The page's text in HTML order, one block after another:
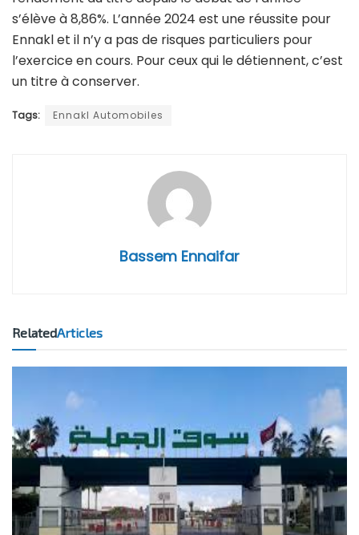
s’élève à 8,86%. L’année 2024 est une réussite pour
Ennakl et il n’y a pas de risques particuliers pour
l’exercice en cours. Pour ceux qui le détiennent, c’est
un titre à conserver.
Tags: Ennakl Automobiles
Bassem Ennaifar
RelatedArticles